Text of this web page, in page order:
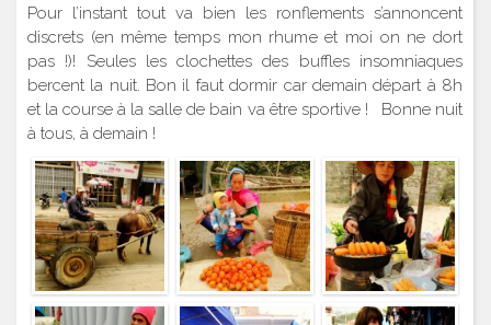
Pour l’instant tout va bien les ronflements s’annoncent
discrets (en même temps mon rhume et moi on ne dort
pas !)! Seules les clochettes des buffles insomniaques
bercent la nuit. Bon il faut dormir car demain départ à 8h
et la course à la salle de bain va être sportive ! Bonne nuit
à tous, à demain !